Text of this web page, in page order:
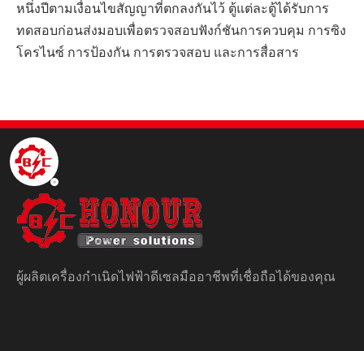
หนึ่งปีตามเงื่อนไขสัญญาที่ตกลงกันไว้ ตู้แต่ละตู้ได้รับการ
ทดสอบก่อนส่งมอบเพื่อตรวจสอบฟังก์ชันการควบคุม การซิง
โครไนซ์ การป้องกัน การตรวจสอบ และการสื่อสาร
ผู้ผลิตเครื่องกำเนิดไฟฟ้าดีเซลมืออาชีพที่เชื่อถือได้ของคุณ